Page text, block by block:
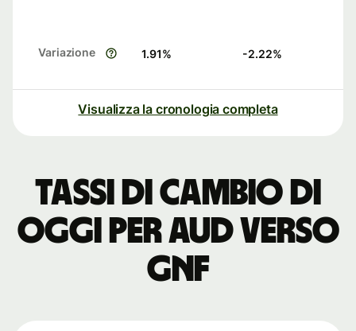
Variazione 1.91% -2.22%
Visualizza la cronologia completa
Tassi di cambio di
oggi per AUD verso
GNF